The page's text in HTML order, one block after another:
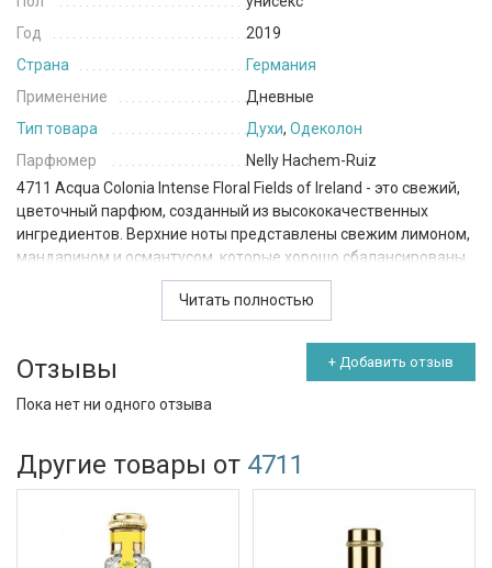
Год
2019
Страна
Германия
Применение
Дневные
Тип товара
Духи, Одеколон
Парфюмер
Nelly Hachem-Ruiz
4711 Acqua Colonia Intense Floral Fields of Ireland - это свежий,
цветочный парфюм, созданный из высококачественных
ингредиентов. Верхние ноты представлены свежим лимоном,
мандарином и османтусом, которые хорошо сбалансированы
и напоминают утреннюю прохладу летнего дня. Ноты сердца
раскрываются богатым и чувственным букетом жасмина,
мимозы и цветка апельсина, который придаст парфюму более
древесины добавляют парфюму нежности и мягкости.
Этот парфюм универсален и идеально подходит для
Hachem-Ruiz, который задумал его по мотивам ирландских
лугов, полных цветов и ароматов. Он отлично подойдет для
создать свою неповторимую атмосферу. Этот парфюм станет
ярким дополнением к вашей коллекции ароматов и подарит
Читать полностью
Отзывы + Добавить отзыв
Пока нет ни одного отзыва
Другие товары от 4711